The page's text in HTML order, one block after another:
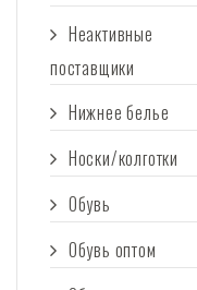
Неактивные
поставщики
Нижнее белье
Носки/колготки
Обувь
Обувь оптом